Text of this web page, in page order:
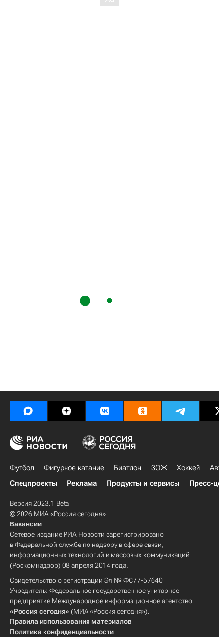
Футбол Фигурное катание Биатлон ЗОЖ Хоккей
Спецпроекты
Реклама Продукты и сервисы Пресс-
Версия 2023.1 Beta
© 2026 МИА «Россия сегодня»
Вакансии
Сетевое издание РИА Новости зарегистрировано
в Федеральной службе по надзору в сфере связи,
информационных технологий и массовых коммуникаций
(Роскомнадзор) 08 апреля 2014 года.
Свидетельство о регистрации Эл № ФС77-57640
Учредитель: Федеральное государственное унитарное
предприятие Международное информационное агентство
«Россия сегодня» (МИА «Россия сегодня»).
Правила использования материалов
Политика конфиденциальности